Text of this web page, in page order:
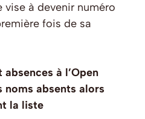
vise à devenir numéro
fois de sa
à l’Open
noms absents alors
la liste